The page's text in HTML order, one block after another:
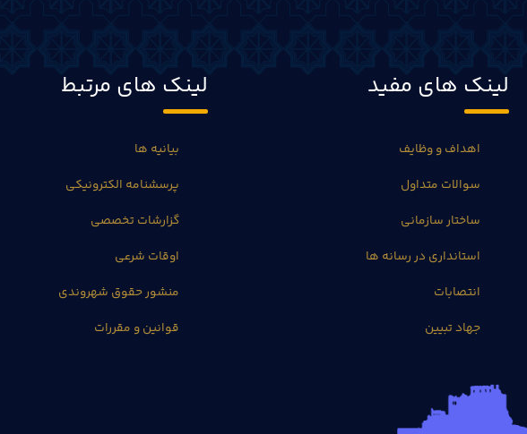
لینک های مفید
اهداف و وظایف
سوالات متداول
ساختار سازمانی
استانداری در رسانه ها
انتصابات
جهاد تبیین
لینک های مرتبط
بیانیه ها
پرسشنامه الکترونیکی
گزارشات تخصصی
اوقات شرعی
منشور حقوق شهروندی
قوانین و مقررات